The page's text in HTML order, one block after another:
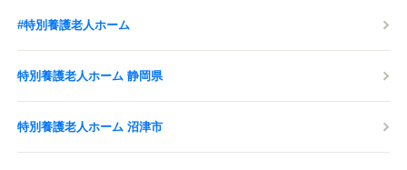
#特別養護老人ホーム
特別養護老人ホーム 静岡県
特別養護老人ホーム 沼津市